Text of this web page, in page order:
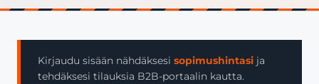
Yritys
Kirjaudu sisään nähdäksesi sopimushintasi ja
tehdäksesi tilauksia B2B-portaalin kautta.